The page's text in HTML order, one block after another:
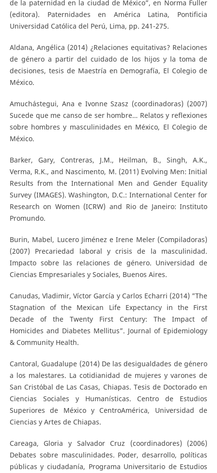
de la paternidad en la ciudad de México”, en Norma Fuller
(editora). Paternidades en América Latina, Pontificia
Universidad Católica del Perú, Lima, pp. 241-275.
Aldana, Angélica (2014) ¿Relaciones equitativas? Relaciones
de género a partir del cuidado de los hijos y la toma de
decisiones, tesis de Maestría en Demografía, El Colegio de
México.
Amuchástegui, Ana e Ivonne Szasz (coordinadoras) (2007)
Sucede que me canso de ser hombre… Relatos y reflexiones
sobre hombres y masculinidades en México, El Colegio de
México.
Barker, Gary, Contreras, J.M., Heilman, B., Singh, A.K.,
Verma, R.K., and Nascimento, M. (2011) Evolving Men: Initial
Results from the International Men and Gender Equality
Survey (IMAGES). Washington, D.C.: International Center for
Research on Women (ICRW) and Rio de Janeiro: Instituto
Promundo.
Burin, Mabel, Lucero Jiménez e Irene Meler (Compiladoras)
(2007) Precariedad laboral y crisis de la masculinidad.
Impacto sobre las relaciones de género. Universidad de
Ciencias Empresariales y Sociales, Buenos Aires.
Canudas, Vladimir, Víctor García y Carlos Echarri (2014) ”The
Stagnation of the Mexican Life Expectancy in the First
Decade of the Twenty First Century: The Impact of
Homicides and Diabetes Mellitus”. Journal of Epidemiology
& Community Health.
Cantoral, Guadalupe (2014) De las desigualdades de género
a los malestares. La cotidianidad de mujeres y varones de
San Cristóbal de Las Casas, Chiapas. Tesis de Doctorado en
Ciencias Sociales y Humanísticas. Centro de Estudios
Superiores de México y CentroAmérica, Universidad de
Ciencias y Artes de Chiapas.
Careaga, Gloria y Salvador Cruz (coordinadores) (2006)
Debates sobre masculinidades. Poder, desarrollo, políticas
públicas y ciudadanía, Programa Universitario de Estudios